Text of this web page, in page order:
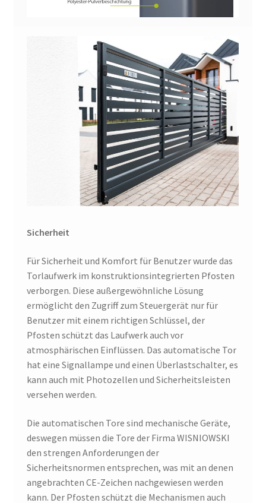
Sicherheit
Für Sicherheit und Komfort für Benutzer wurde das
Torlaufwerk im konstruktionsintegrierten Pfosten
verborgen. Diese außergewöhnliche Lösung
ermöglicht den Zugriff zum Steuergerät nur für
Benutzer mit einem richtigen Schlüssel, der
Pfosten schützt das Laufwerk auch vor
atmosphärischen Einflüssen. Das automatische Tor
hat eine Signallampe und einen Überlastschalter, es
kann auch mit Photozellen und Sicherheitsleisten
versehen werden.
Die automatischen Tore sind mechanische Geräte,
deswegen müssen die Tore der Firma WISNIOWSKI
den strengen Anforderungen der
Sicherheitsnormen entsprechen, was mit an denen
angebrachten CE-Zeichen nachgewiesen werden
kann. Der Pfosten schützt die Mechanismen auch